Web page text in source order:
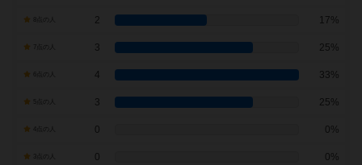
2 17%
7点の人 3 25%
4 33%
3 25%
0 0%
0 0%